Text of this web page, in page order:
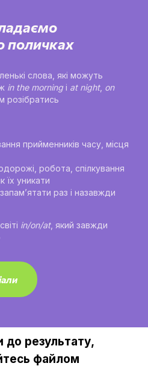
поличках
слова, які можуть
in the morningі at night, on
розібратись
прийменників часу, місця
робота, спілкування
їх уникати
раз і назавжди
in/on/at, який завжди
результату,
файлом